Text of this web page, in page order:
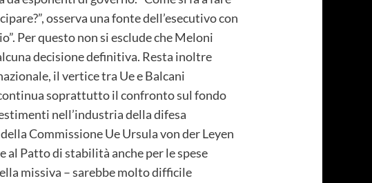
osserva una fonte dell’esecutivo con
Per questo non si esclude che Meloni
decisione definitiva. Resta inoltre
il vertice tra Ue e Balcani
soprattutto il confronto sul fondo
nell’industria della difesa
Commissione Ue Ursula von der Leyen
Patto di stabilità anche per le spese
missiva – sarebbe molto difficile